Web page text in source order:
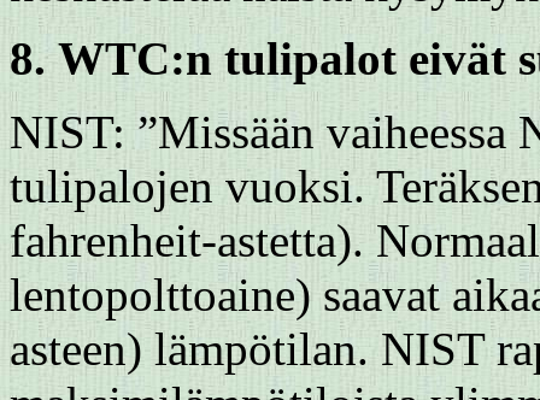
8. WTC:n tulipalot eivät
NIST: ”Missään
tulipalojen vuoksi.
fahrenheit-astetta).
lentopolttoaine) saavat
asteen) lämpötilan. NIST